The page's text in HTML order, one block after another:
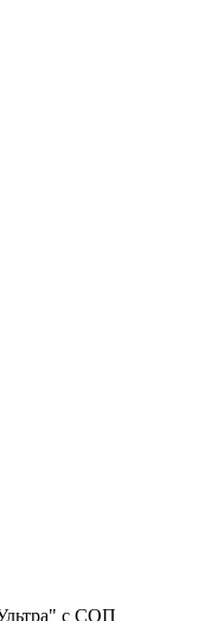
с СОП